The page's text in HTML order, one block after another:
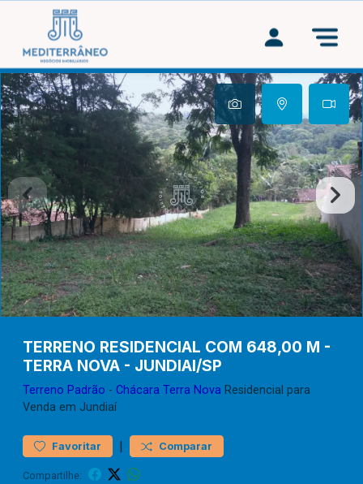
TERRENO RESIDENCIAL COM 648,00 M -
TERRA NOVA - JUNDIAI/SP
Terreno Padrão - Chácara Terra Nova Residencial para
Venda em Jundiaí
Favoritar | Comparar
Compartilhe: